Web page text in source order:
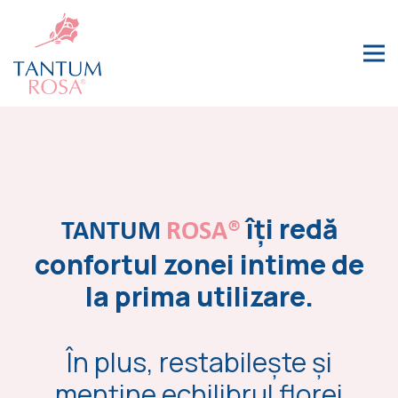
TANTUM ROSA®îți redă
confortul zonei intime de
la prima utilizare.
În plus, restabilește și